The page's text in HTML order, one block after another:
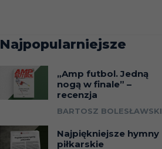
Najpopularniejsze
„Amp futbol. Jedną
nogą w finale” –
recenzja
BARTOSZ BOLESŁAWSKI
Najpiękniejsze hymny
piłkarskie